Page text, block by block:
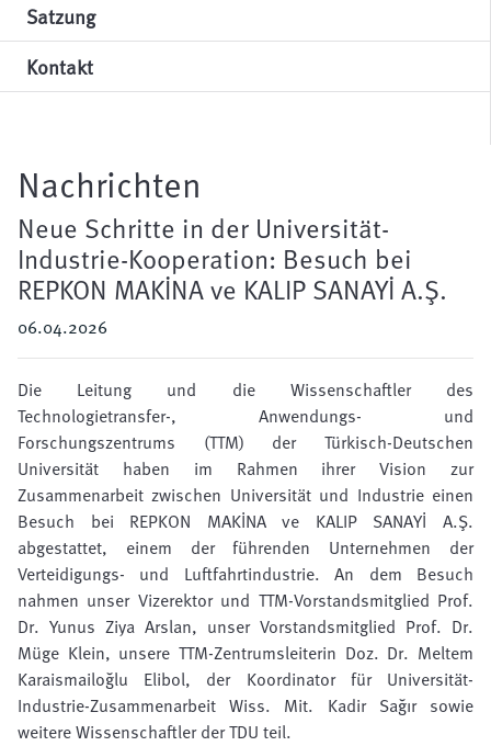
Satzung
Kontakt
Nachrichten
Neue Schritte in der Universität-
Industrie-Kooperation: Besuch bei
REPKON MAKİNA ve KALIP SANAYİ A.Ş.
06.04.2026
Die Leitung und die Wissenschaftler des
Technologietransfer-, Anwendungs- und
Forschungszentrums (TTM) der Türkisch-Deutschen
Universität haben im Rahmen ihrer Vision zur
Zusammenarbeit zwischen Universität und Industrie einen
Besuch bei REPKON MAKİNA ve KALIP SANAYİ A.Ş.
abgestattet, einem der führenden Unternehmen der
Verteidigungs- und Luftfahrtindustrie. An dem Besuch
nahmen unser Vizerektor und TTM-Vorstandsmitglied Prof.
Dr. Yunus Ziya Arslan, unser Vorstandsmitglied Prof. Dr.
Müge Klein, unsere TTM-Zentrumsleiterin Doz. Dr. Meltem
Karaismailoğlu Elibol, der Koordinator für Universität-
Industrie-Zusammenarbeit Wiss. Mit. Kadir Sağır sowie
weitere Wissenschaftler der TDU teil.